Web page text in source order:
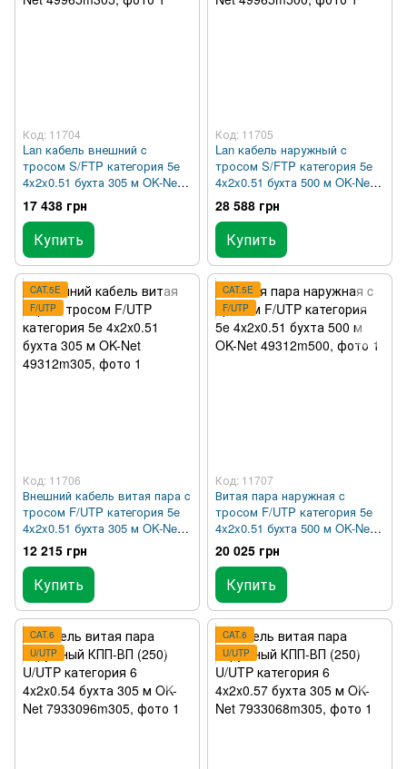
Код: 11704
Lan кабель внешний c
тросом S/FTP категория 5e
4x2x0.51 бухта 305 м OK-Net
49965m305
17 438 грн
Купить
Код: 11705
Lan кабель наружный c
тросом S/FTP категория 5e
4x2x0.51 бухта 500 м OK-Net
49965m500
28 588 грн
Купить
CAT.5E
F/UTP
Код: 11706
Внешний кабель витая пара c
тросом F/UTP категория 5e
4x2x0.51 бухта 305 м OK-Net
49312m305
12 215 грн
Купить
CAT.5E
F/UTP
Код: 11707
Витая пара наружная c
тросом F/UTP категория 5e
4x2x0.51 бухта 500 м OK-Net
49312m500
20 025 грн
Купить
CAT.6
U/UTP
CAT.6
U/UTP